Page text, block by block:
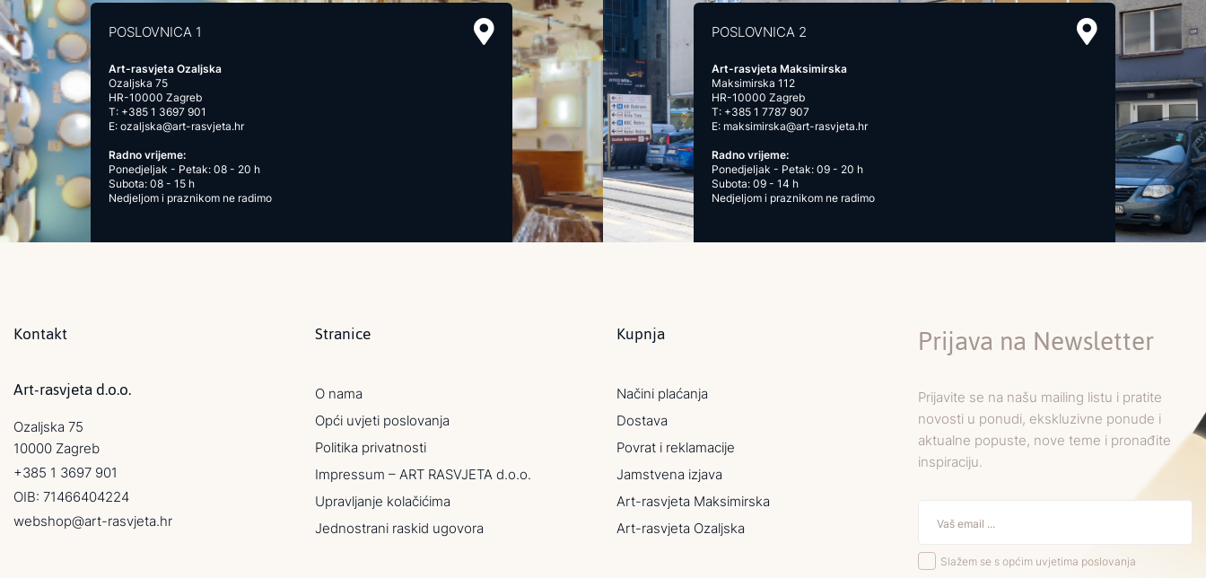
POSLOVNICA 1
Art-rasvjeta Ozaljska
Ozaljska 75
HR-10000 Zagreb
T: +385 1 3697 901
E: ozaljska@art-rasvjeta.hr
Radno vrijeme:
Ponedjeljak - Petak: 08 - 20 h
Subota: 08 - 15 h
Nedjeljom i praznikom ne radimo
POSLOVNICA 2
Art-rasvjeta Maksimirska
Maksimirska 112
HR-10000 Zagreb
T: +385 1 7787 907
E: maksimirska@art-rasvjeta.hr
Radno vrijeme:
Ponedjeljak - Petak: 09 - 20 h
Subota: 09 - 14 h
Nedjeljom i praznikom ne radimo
Kontakt
Art-rasvjeta d.o.o.
Ozaljska 75
10000 Zagreb
+385 1 3697 901
OIB: 71466404224
webshop@art-rasvjeta.hr
Stranice
O nama
Opći uvjeti poslovanja
Politika privatnosti
Impressum – ART RASVJETA d.o.o.
Upravljanje kolačićima
Jednostrani raskid ugovora
Kupnja
Načini plaćanja
Dostava
Povrat i reklamacije
Jamstvena izjava
Art-rasvjeta Maksimirska
Art-rasvjeta Ozaljska
Prijava na Newsletter
Prijavite se na našu mailing listu i pratite
novosti u ponudi, ekskluzivne ponude i
aktualne popuste, nove teme i pronađite
inspiraciju.
Slažem se s općim uvjetima poslovanja